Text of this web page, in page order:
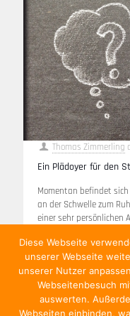
Thomas Zimmerling
Ein Plädoyer für den
Momentan befindet sich
an der Schwelle zum
einer sehr persönlichen
Diese Webseite
unserer Webseite
unserer Nutzer
Webseitenbesuch
auswerten.
Webseiten einbinden,